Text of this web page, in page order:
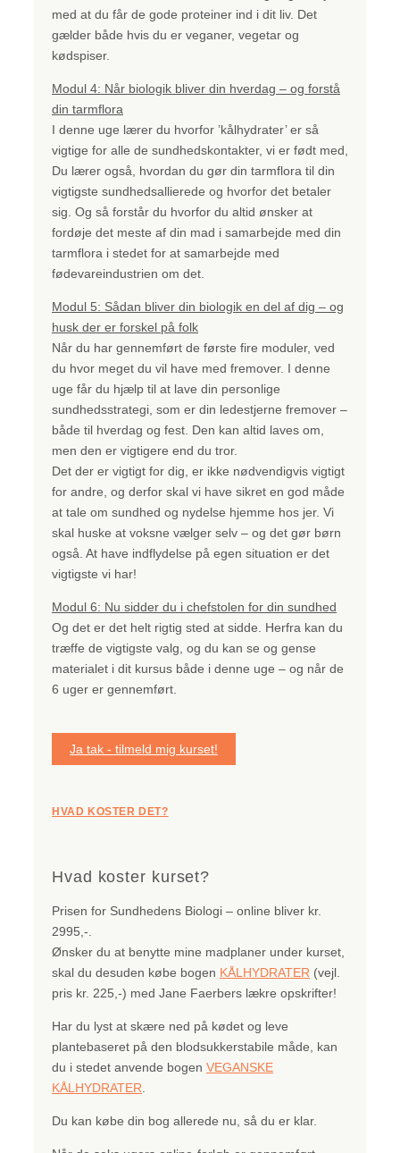
med at du får de gode proteiner ind i dit liv. Det
gælder både hvis du er veganer, vegetar og
kødspiser.
Modul 4: Når biologik bliver din hverdag – og forstå
din tarmflora
I denne uge lærer du hvorfor ’kålhydrater’ er så
vigtige for alle de sundhedskontakter, vi er født med,
Du lærer også, hvordan du gør din tarmflora til din
vigtigste sundhedsallierede og hvorfor det betaler
sig. Og så forstår du hvorfor du altid ønsker at
fordøje det meste af din mad i samarbejde med din
tarmflora i stedet for at samarbejde med
fødevareindustrien om det.
Modul 5: Sådan bliver din biologik en del af dig – og
husk der er forskel på folk
Når du har gennemført de første fire moduler, ved
du hvor meget du vil have med fremover. I denne
uge får du hjælp til at lave din personlige
sundhedsstrategi, som er din ledestjerne fremover –
både til hverdag og fest. Den kan altid laves om,
men den er vigtigere end du tror.
Det der er vigtigt for dig, er ikke nødvendigvis vigtigt
for andre, og derfor skal vi have sikret en god måde
at tale om sundhed og nydelse hjemme hos jer. Vi
skal huske at voksne vælger selv – og det gør børn
også. At have indflydelse på egen situation er det
vigtigste vi har!
Modul 6: Nu sidder du i chefstolen for din sundhed
Og det er det helt rigtig sted at sidde. Herfra kan du
træffe de vigtigste valg, og du kan se og gense
materialet i dit kursus både i denne uge – og når de
6 uger er gennemført.
Ja tak - tilmeld mig kurset!
HVAD KOSTER DET?
Hvad koster kurset?
Prisen for Sundhedens Biologi – online bliver kr.
2995,-.
Ønsker du at benytte mine madplaner under kurset,
skal du desuden købe bogen KÅLHYDRATER (vejl.
pris kr. 225,-) med Jane Faerbers lækre opskrifter!
Har du lyst at skære ned på kødet og leve
plantebaseret på den blodsukkerstabile måde, kan
du i stedet anvende bogen VEGANSKE
KÅLHYDRATER
Du kan købe din bog allerede nu, så du er klar.